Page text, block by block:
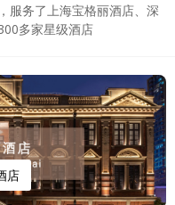
服务了上海宝格丽酒店、深
多家星级酒店
店